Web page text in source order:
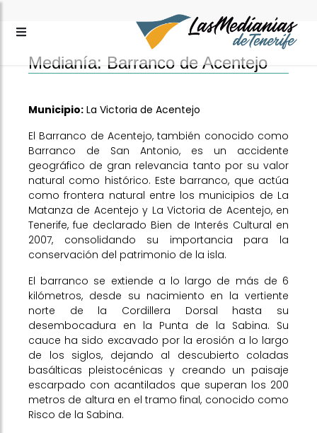
Medianía: Barranco de Acentejo
Municipio: La Victoria de Acentejo
El Barranco de Acentejo, también conocido como
Barranco de San Antonio, es un accidente
geográfico de gran relevancia tanto por su valor
natural como histórico. Este barranco, que actúa
como frontera natural entre los municipios de La
Matanza de Acentejo y La Victoria de Acentejo, en
Tenerife, fue declarado Bien de Interés Cultural en
2007, consolidando su importancia para la
conservación del patrimonio de la isla.
El barranco se extiende a lo largo de más de 6
kilómetros, desde su nacimiento en la vertiente
norte de la Cordillera Dorsal hasta su
desembocadura en la Punta de la Sabina. Su
cauce ha sido excavado por la erosión a lo largo
de los siglos, dejando al descubierto coladas
basálticas pleistocénicas y creando un paisaje
escarpado con acantilados que superan los 200
metros de altura en el tramo final, conocido como
Risco de la Sabina.